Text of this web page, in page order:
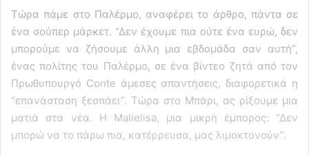
Τώρα πάμε στο Παλέρμο, αναφέρει το άρθρο, πάντα σε
ένα σούπερ μάρκετ. “Δεν έχουμε πια ούτε ένα ευρώ, δεν
μπορούμε να ζήσουμε άλλη μια εβδομάδα σαν αυτή”,
ένας πολίτης του Παλέρμο, σε ένα βίντεο ζητά από τον
Πρωθυπουργό Conte άμεσες απαντήσεις, διαφορετικά η
“επανάσταση ξεσπάει”. Τώρα στο Μπάρι, ας ρίξουμε μια
ματιά στα νέα. Η Malielisa, μια μικρή έμπορος: “Δεν
μπορώ να το πάρω πια, κατέρρευσα, μας λιμοκτονούν”.